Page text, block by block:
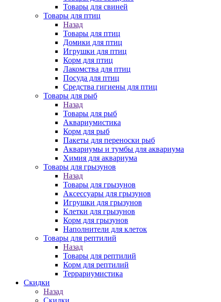
Товары для свиней
Товары для птиц
Назад
Товары для птиц
Домики для птиц
Игрушки для птиц
Корм для птиц
Лакомства для птиц
Посуда для птиц
Средства гигиены для птиц
Товары для рыб
Назад
Товары для рыб
Аквариумистика
Корм для рыб
Пакеты для переноски рыб
Аквариумы и тумбы для аквариума
Химия для аквариума
Товары для грызунов
Назад
Товары для грызунов
Аксессуары для грызунов
Игрушки для грызунов
Клетки для грызунов
Корм для грызунов
Наполнители для клеток
Товары для рептилий
Назад
Товары для рептилий
Корм для рептилий
Террариумистика
Скидки
Назад
Скидки